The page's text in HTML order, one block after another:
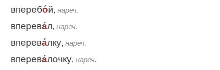
вперебо́й, нареч.
вперева́л, нареч.
вперева́лку, нареч.
вперева́лочку, нареч.